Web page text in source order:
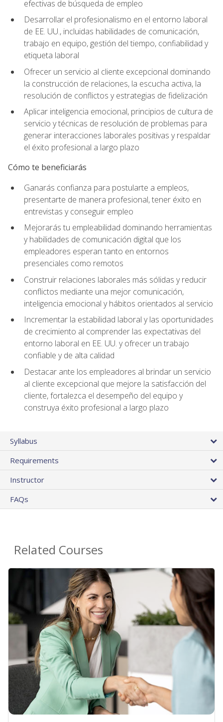
efectivas de búsqueda de empleo
Desarrollar el profesionalismo en el entorno laboral
de EE. UU., incluidas habilidades de comunicación,
trabajo en equipo, gestión del tiempo, confiabilidad y
etiqueta laboral
Ofrecer un servicio al cliente excepcional dominando
la construcción de relaciones, la escucha activa, la
resolución de conflictos y estrategias de fidelización
Aplicar inteligencia emocional, principios de cultura de
servicio y técnicas de resolución de problemas para
generar interacciones laborales positivas y respaldar
el éxito profesional a largo plazo
Cómo te beneficiarás
Ganarás confianza para postularte a empleos,
presentarte de manera profesional, tener éxito en
entrevistas y conseguir empleo
Mejorarás tu empleabilidad dominando herramientas
y habilidades de comunicación digital que los
empleadores esperan tanto en entornos
presenciales como remotos
Construir relaciones laborales más sólidas y reducir
conflictos mediante una mejor comunicación,
inteligencia emocional y hábitos orientados al servicio
Incrementar la estabilidad laboral y las oportunidades
de crecimiento al comprender las expectativas del
entorno laboral en EE. UU. y ofrecer un trabajo
confiable y de alta calidad
Destacar ante los empleadores al brindar un servicio
al cliente excepcional que mejore la satisfacción del
cliente, fortalezca el desempeño del equipo y
construya éxito profesional a largo plazo
Syllabus
Requirements
Instructor
FAQs
Related Courses